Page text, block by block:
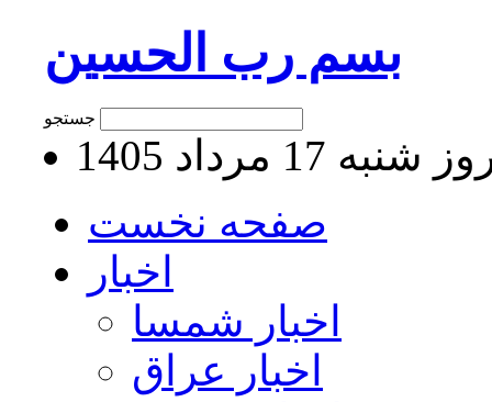
بسم رب الحسین
17 مرداد 1405
صفحه نخست
اخبار
اخبار شمسا
اخبار عراق